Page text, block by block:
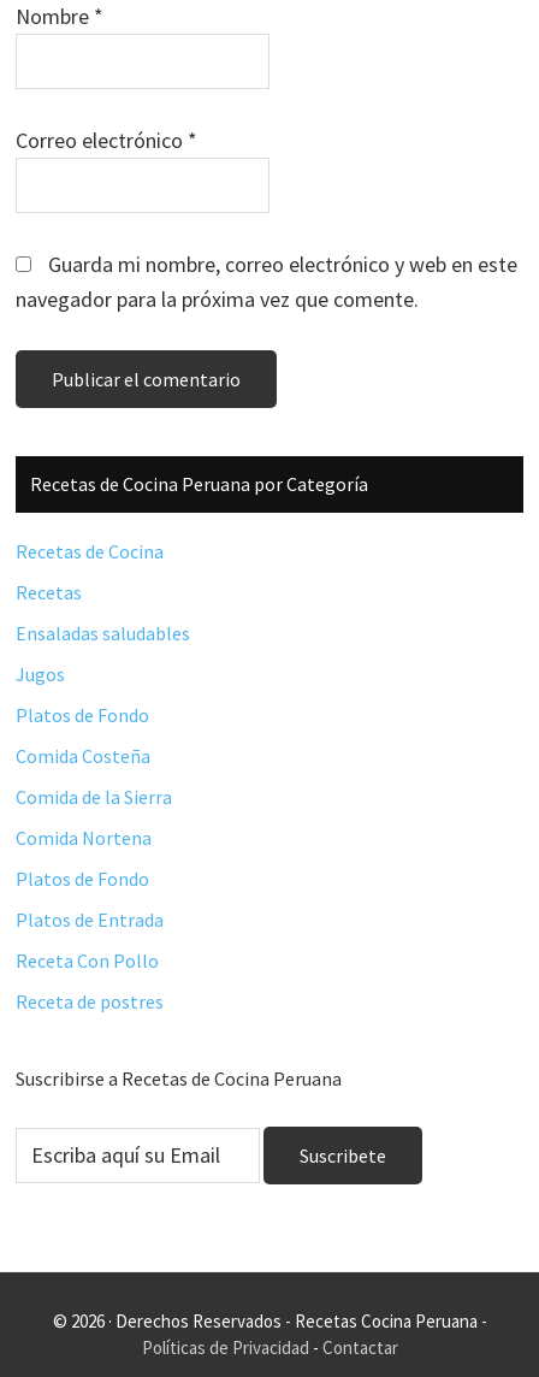
Nombre *
Correo electrónico *
Guarda mi nombre, correo electrónico y web en este
navegador para la próxima vez que comente.
Barra
lateral
principal
Recetas de Cocina Peruana por Categoría
Recetas de Cocina
Recetas
Ensaladas saludables
Jugos
Platos de Fondo
Comida Costeña
Comida de la Sierra
Comida Nortena
Platos de Fondo
Platos de Entrada
Receta Con Pollo
Receta de postres
Suscribirse a Recetas de Cocina Peruana
© 2026 · Derechos Reservados - Recetas Cocina Peruana -
Políticas de Privacidad - Contactar